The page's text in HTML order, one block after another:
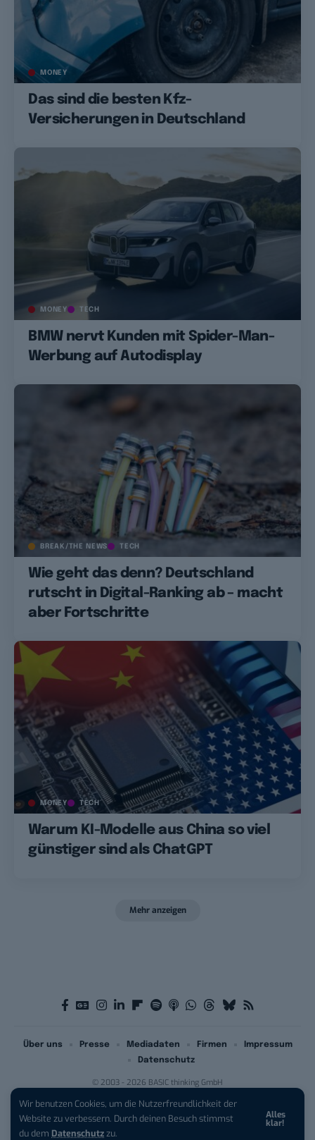
Wir benutzen Cookies, um die Nutzerfreundlichkeit der
Website zu verbessern. Durch deinen Besuch stimmst
du dem Datenschutzzu.
Alles
klar!
MONEY
Das sind die besten Kfz-
Versicherungen in Deutschland
MONEY TECH
BMW nervt Kunden mit Spider-Man-
Werbung auf Autodisplay
BREAK/THE NEWS TECH
Wie geht das denn? Deutschland
rutscht in Digital-Ranking ab – macht
aber Fortschritte
MONEY TECH
Warum KI-Modelle aus China so viel
günstiger sind als ChatGPT
Mehr anzeigen
© 2003 - 2026 BASIC thinking GmbH
Über uns Presse Mediadaten Firmen
Impressum
Datenschutz
iPhone 17 Pro sichern:Für 1 € +
200 € Hardware-Bonus!